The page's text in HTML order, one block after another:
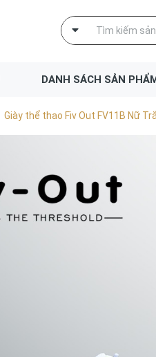
DANH SÁCH SẢN
Giày thể thao Fiv Out FV11B Nữ